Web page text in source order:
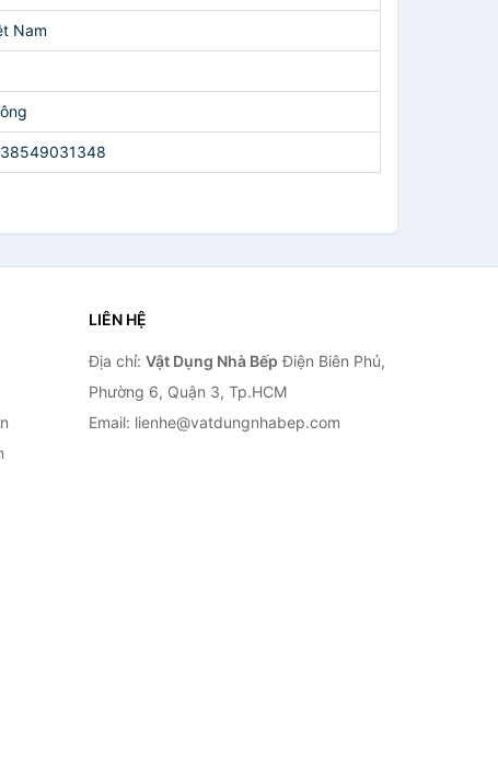
Nam
LIÊN HỆ
Địa chỉ: Vật Dụng Nhà Bếp Điện Biên Phủ,
Phường 6, Quận 3, Tp.HCM
Email: lienhe@vatdungnhabep.com